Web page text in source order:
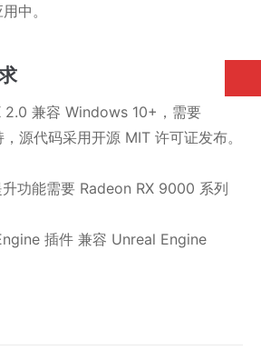
中。
2.0 兼容 Windows 10+，需要
源代码采用开源 MIT 许可证发布。
功能需要 Radeon RX 9000 系列
插件 兼容 Unreal Engine